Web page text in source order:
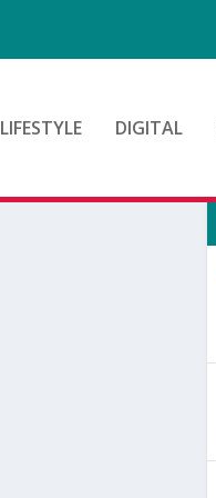
LIFESTYLE DIGITAL